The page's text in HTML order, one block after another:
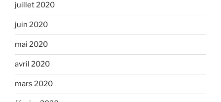
juillet 2020
juin 2020
mai 2020
avril 2020
mars 2020